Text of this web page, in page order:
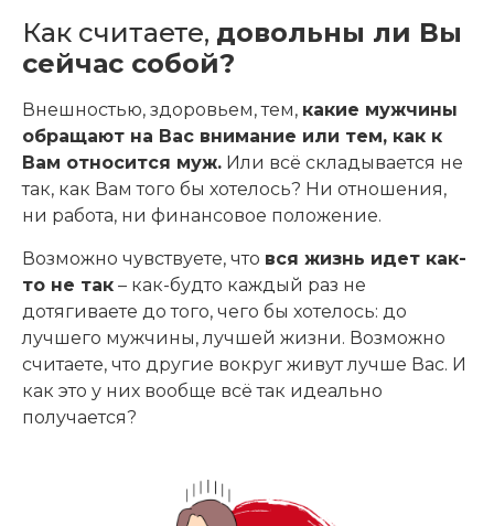
Как считаете, довольны ли Вы
сейчас собой?
Внешностью, здоровьем, тем, какие мужчины
обращают на Вас внимание или тем, как к
Вам относится муж. Или всё складывается не
так, как Вам того бы хотелось? Ни отношения,
ни работа, ни финансовое положение.
Возможно чувствуете, что вся жизнь идет как-
то не так – как-будто каждый раз не
дотягиваете до того, чего бы хотелось: до
лучшего мужчины, лучшей жизни. Возможно
считаете, что другие вокруг живут лучше Вас. И
как это у них вообще всё так идеально
получается?